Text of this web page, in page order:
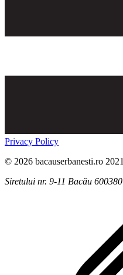
Privacy Policy
© 2026 bacauserbanesti.ro 2021
Siretului nr. 9-11 Bacău 600380